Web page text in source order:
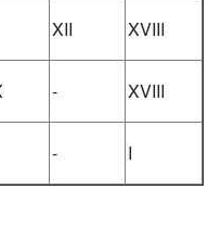
XII XVIII
- XVIII
- I